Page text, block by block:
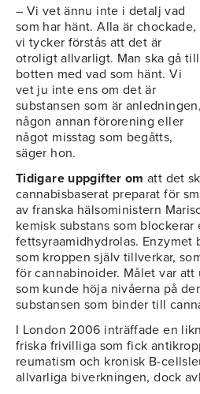
– Vi vet ännu inte i detalj vad
som har hänt. Alla är chockade,
vi tycker förstås att det är
otroligt allvarligt. Man ska gå till
botten med vad som hänt. Vi
vet ju inte ens om det är
substansen som är anledningen,
någon annan förorening eller
något misstag som begåtts,
säger hon.
Tidigare uppgifter omatt det
cannabisbaserat preparat för
av franska hälsoministern
kemisk substans som blockerar
fettsyraamidhydrolas. Enzymet
som kroppen själv tillverkar,
för cannabinoider. Målet var
som kunde höja nivåerna på
substansen som binder till
I London 2006 inträffade en
friska frivilliga som fick
reumatism och kronisk B-
allvarliga biverkningen, dock